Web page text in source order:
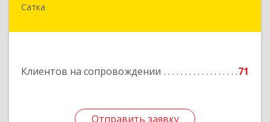
Сатка
Клиентов на сопровождении 71
Отправить заявку
456910, Челябинская обл, Саткинский р-н, г
Отправить заявку